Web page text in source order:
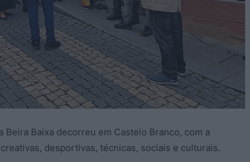
Baixa decorreu em Castelo Branco, com a
desportivas, técnicas, sociais e culturais.